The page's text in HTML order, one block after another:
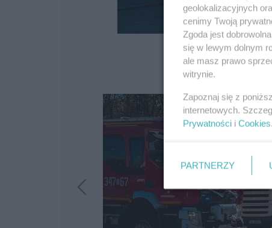
geolokalizacyjnych
cenimy Twoją
Zgoda jest
się w lewym dolnym
ale masz prawo
witrynie.
Zapoznaj się z
internetowych.
Prywatności i Cookies
PARTNERZY